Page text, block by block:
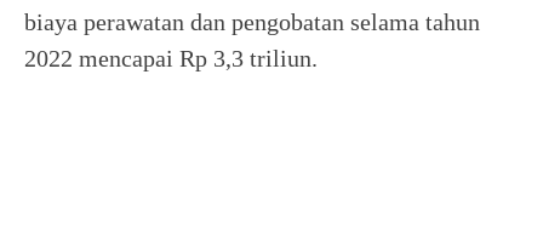
biaya perawatan dan pengobatan selama tahun
2022 mencapai Rp 3,3 triliun.